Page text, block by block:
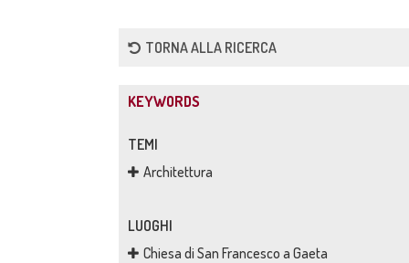
TORNA ALLA RICERCA
KEYWORDS
TEMI
Architettura
LUOGHI
Chiesa di San Francesco a Gaeta